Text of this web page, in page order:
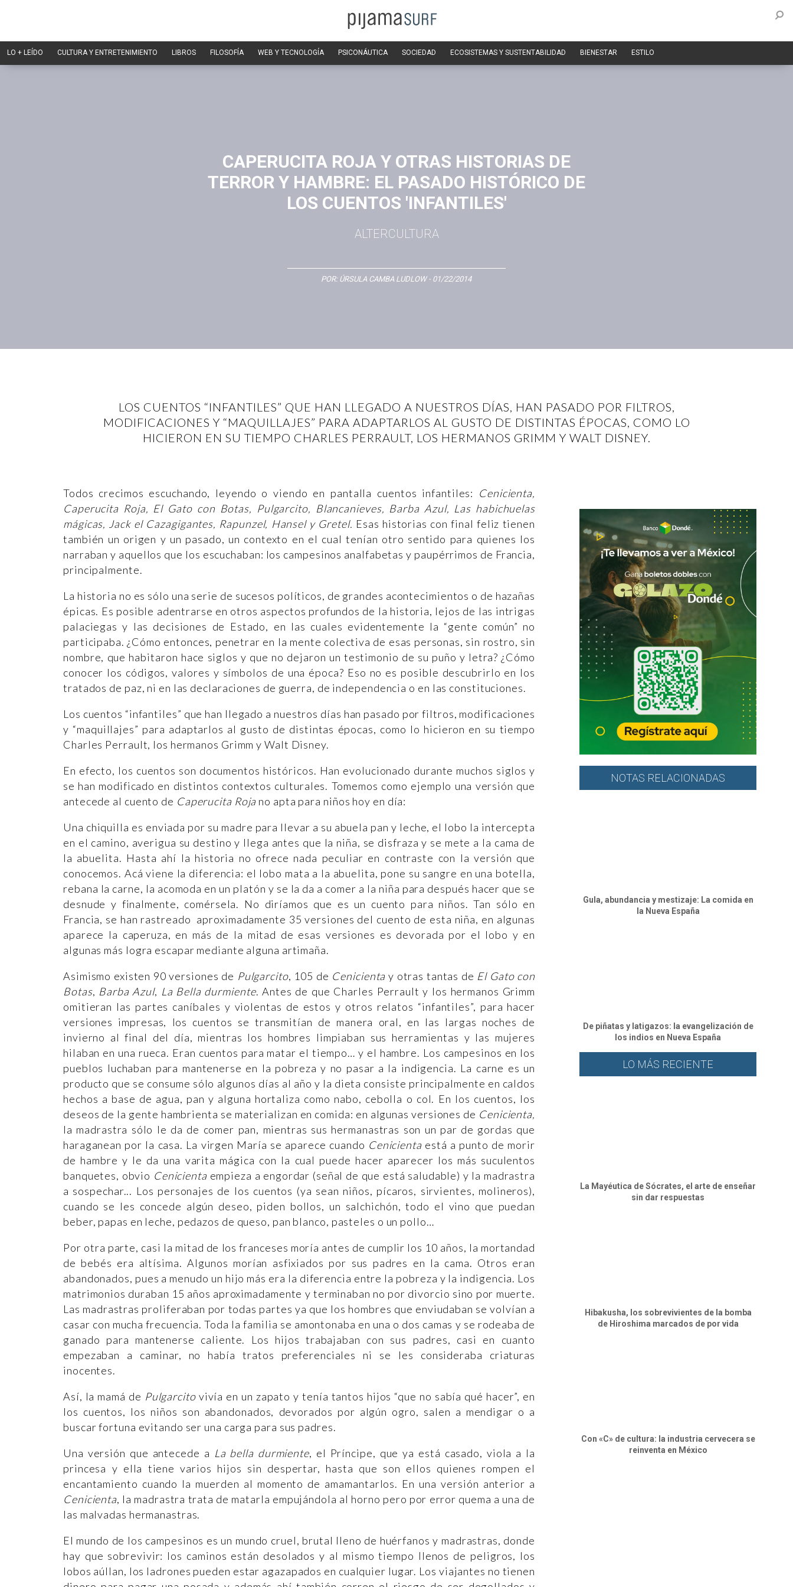
LO + LEÍDO CULTURA Y ENTRETENIMIENTO LIBROS FILOSOFÍA WEB Y TECNOLOGÍA PSICONÁUTICA SOCIEDAD ECOSISTEMAS Y SUSTENTABILIDAD BIENESTAR ESTILO
CAPERUCITA ROJA Y OTRAS HISTORIAS DE
TERROR Y HAMBRE: EL PASADO HISTÓRICO DE
LOS CUENTOS 'INFANTILES'
ALTERCULTURA
POR: ÚRSULA CAMBA LUDLOW- 01/22/2014
LOS CUENTOS “INFANTILES” QUE HAN LLEGADO A NUESTROS DÍAS, HAN PASADO POR FILTROS,
MODIFICACIONES Y “MAQUILLAJES” PARA ADAPTARLOS AL GUSTO DE DISTINTAS ÉPOCAS, COMO LO
HICIERON EN SU TIEMPO CHARLES PERRAULT, LOS HERMANOS GRIMM Y WALT DISNEY.
Todos crecimos escuchando, leyendo o viendo en pantalla cuentos infantiles: Cenicienta,
Caperucita Roja, El Gato con Botas, Pulgarcito, Blancanieves, Barba Azul, Las habichuelas
mágicas, Jack el Cazagigantes, Rapunzel, Hansel y Gretel. Esas historias con final feliz tienen
también un origen y un pasado, un contexto en el cual tenían otro sentido para quienes los
narraban y aquellos que los escuchaban: los campesinos analfabetas y paupérrimos de Francia,
principalmente.
La historia no es sólo una serie de sucesos políticos, de grandes acontecimientos o de hazañas
épicas. Es posible adentrarse en otros aspectos profundos de la historia, lejos de las intrigas
palaciegas y las decisiones de Estado, en las cuales evidentemente la “gente común” no
participaba. ¿Cómo entonces, penetrar en la mente colectiva de esas personas, sin rostro, sin
nombre, que habitaron hace siglos y que no dejaron un testimonio de su puño y letra? ¿Cómo
conocer los códigos, valores y símbolos de una época? Eso no es posible descubrirlo en los
tratados de paz, ni en las declaraciones de guerra, de independencia o en las constituciones.
Los cuentos “infantiles” que han llegado a nuestros días han pasado por filtros, modificaciones
y “maquillajes” para adaptarlos al gusto de distintas épocas, como lo hicieron en su tiempo
Charles Perrault, los hermanos Grimm y Walt Disney.
En efecto, los cuentos son documentos históricos. Han evolucionado durante muchos siglos y
se han modificado en distintos contextos culturales. Tomemos como ejemplo una versión que
antecede al cuento de Caperucita Roja no apta para niños hoy en día:
Una chiquilla es enviada por su madre para llevar a su abuela pan y leche, el lobo la intercepta
en el camino, averigua su destino y llega antes que la niña, se disfraza y se mete a la cama de
la abuelita. Hasta ahí la historia no ofrece nada peculiar en contraste con la versión que
conocemos. Acá viene la diferencia: el lobo mata a la abuelita, pone su sangre en una botella,
rebana la carne, la acomoda en un platón y se la da a comer a la niña para después hacer que se
desnude y finalmente, comérsela. No diríamos que es un cuento para niños. Tan sólo en
Francia, se han rastreado aproximadamente 35 versiones del cuento de esta niña, en algunas
aparece la caperuza, en más de la mitad de esas versiones es devorada por el lobo y en
algunas más logra escapar mediante alguna artimaña.
Asimismo existen 90 versiones de Pulgarcito, 105 de Cenicienta y otras tantas de El Gato con
Botas, Barba Azul, La Bella durmiente. Antes de que Charles Perrault y los hermanos Grimm
omitieran las partes caníbales y violentas de estos y otros relatos “infantiles”, para hacer
versiones impresas, los cuentos se transmitían de manera oral, en las largas noches de
invierno al final del día, mientras los hombres limpiaban sus herramientas y las mujeres
hilaban en una rueca. Eran cuentos para matar el tiempo… y el hambre. Los campesinos en los
pueblos luchaban para mantenerse en la pobreza y no pasar a la indigencia. La carne es un
producto que se consume sólo algunos días al año y la dieta consiste principalmente en caldos
hechos a base de agua, pan y alguna hortaliza como nabo, cebolla o col. En los cuentos, los
deseos de la gente hambrienta se materializan en comida: en algunas versiones de Cenicienta,
la madrastra sólo le da de comer pan, mientras sus hermanastras son un par de gordas que
haraganean por la casa. La virgen María se aparece cuando Cenicienta está a punto de morir
de hambre y le da una varita mágica con la cual puede hacer aparecer los más suculentos
banquetes, obvio Cenicienta empieza a engordar (señal de que está saludable) y la madrastra
a sospechar... Los personajes de los cuentos (ya sean niños, pícaros, sirvientes, molineros),
cuando se les concede algún deseo, piden bollos, un salchichón, todo el vino que puedan
beber, papas en leche, pedazos de queso, pan blanco, pasteles o un pollo…
Por otra parte, casi la mitad de los franceses moría antes de cumplir los 10 años, la mortandad
de bebés era altísima. Algunos morían asfixiados por sus padres en la cama. Otros eran
abandonados, pues a menudo un hijo más era la diferencia entre la pobreza y la indigencia. Los
matrimonios duraban 15 años aproximadamente y terminaban no por divorcio sino por muerte.
Las madrastras proliferaban por todas partes ya que los hombres que enviudaban se volvían a
casar con mucha frecuencia. Toda la familia se amontonaba en una o dos camas y se rodeaba de
ganado para mantenerse caliente. Los hijos trabajaban con sus padres, casi en cuanto
empezaban a caminar, no había tratos preferenciales ni se les consideraba criaturas
inocentes.
Así, la mamá de Pulgarcitovivía en un zapato y tenía tantos hijos “que no sabía qué hacer”, en
los cuentos, los niños son abandonados, devorados por algún ogro, salen a mendigar o a
buscar fortuna evitando ser una carga para sus padres.
Una versión que antecede a La bella durmiente, el Príncipe, que ya está casado, viola a la
princesa y ella tiene varios hijos sin despertar, hasta que son ellos quienes rompen el
encantamiento cuando la muerden al momento de amamantarlos. En una versión anterior a
Cenicienta, la madrastra trata de matarla empujándola al horno pero por error quema a una de
las malvadas hermanastras.
El mundo de los campesinos es un mundo cruel, brutal lleno de huérfanos y madrastras, donde
hay que sobrevivir: los caminos están desolados y al mismo tiempo llenos de peligros, los
lobos aúllan, los ladrones pueden estar agazapados en cualquier lugar. Los viajantes no tienen
NOTAS RELACIONADAS
Gula, abundancia y mestizaje: La comida en
la Nueva España
De piñatas y latigazos: la evangelización de
los indios en Nueva España
LO MÁS RECIENTE
La Mayéutica de Sócrates, el arte de enseñar
sin dar respuestas
Hibakusha, los sobrevivientes de la bomba
de Hiroshima marcados de por vida
Con «C» de cultura: la industria cervecera se
reinventa en México